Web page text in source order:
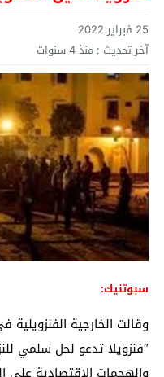
25 فبراير 2022
آخر تحديث : منذ 4 سنوات
سبوتنيك:
وقالت الخارجية
“فنزويلا تدعو لحل سلمي